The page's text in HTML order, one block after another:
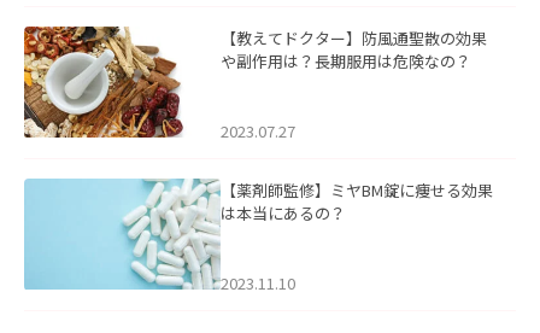
【教えてドクター】防風通聖散の効果
や副作用は？長期服用は危険なの？
2023.07.27
【薬剤師監修】ミヤBM錠に痩せる効果
は本当にあるの？
2023.11.10